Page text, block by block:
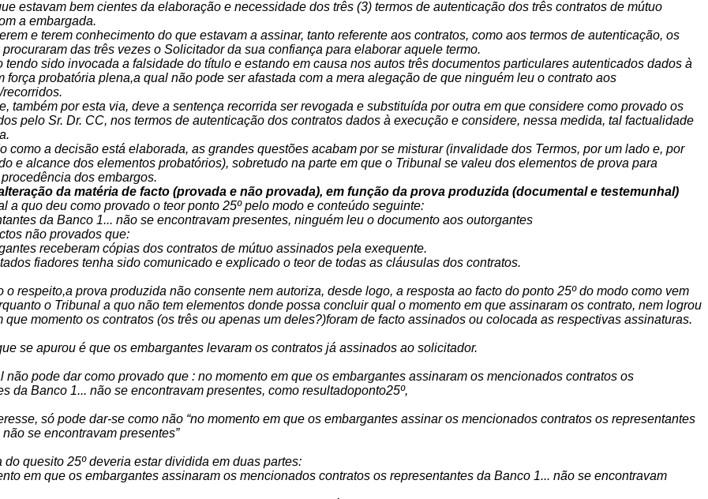
estavam bem cientes da elaboração e necessidade dos três (3) termos de autenticação dos três contratos de mútuo
a embargada.
e terem conhecimento do que estavam a assinar, tanto referente aos contratos, como aos termos de autenticação, os
das três vezes o Solicitador da sua confiança para elaborar aquele termo.
tendo sido invocada a falsidade do título e estando em causa nos autos três documentos particulares autenticados dados à
força probatória plena,a qual não pode ser afastada com a mera alegação de que ninguém leu o contrato aos
também por esta via, deve a sentença recorrida ser revogada e substituída por outra em que considere como provado os
pelo Sr. Dr. CC, nos termos de autenticação dos contratos dados à execução e considere, nessa medida, tal factualidade
como a decisão está elaborada, as grandes questões acabam por se misturar (invalidade dos Termos, por um lado e, por
e alcance dos elementos probatórios), sobretudo na parte em que o Tribunal se valeu dos elementos de prova para
dos embargos.
da matéria de facto (provada e não provada), em função da prova produzida (documental e testemunhal)
a quo deu como provado o teor ponto 25º pelo modo e conteúdo seguinte:
da Banco 1... não se encontravam presentes, ninguém leu o documento aos outorgantes
não provados que:
receberam cópias dos contratos de mútuo assinados pela exequente.
fiadores tenha sido comunicado e explicado o teor de todas as cláusulas dos contratos.
o respeito,a prova produzida não consente nem autoriza, desde logo, a resposta ao facto do ponto 25º do modo como vem
o Tribunal a quo não tem elementos donde possa concluir qual o momento em que assinaram os contrato, nem logrou
que momento os contratos (os três ou apenas um deles?)foram de facto assinados ou colocada as respectivas assinaturas.
se apurou é que os embargantes levaram os contratos já assinados ao solicitador.
não pode dar como provado que : no momento em que os embargantes assinaram os mencionados contratos os
da Banco 1... não se encontravam presentes, como resultadoponto25º,
só pode dar-se como não “no momento em que os embargantes assinar os mencionados contratos os representantes
se encontravam presentes”
do quesito 25º deveria estar dividida em duas partes:
em que os embargantes assinaram os mencionados contratos os representantes da Banco 1... não se encontravam